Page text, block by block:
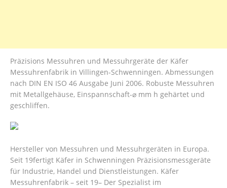
Präzisions Messuhren und Messuhrgeräte der Käfer
Messuhrenfabrik in Villingen-Schwenningen. Abmessungen
nach DIN EN ISO 46 Ausgabe Juni 2006. Robuste Messuhren
mit Metallgehäuse, Einspannschaft-⌀ mm h gehärtet und
geschliffen.
Hersteller von Messuhren und Messuhrgeräten in Europa.
Seit 19fertigt Käfer in Schwenningen Präzisionsmessgeräte
für Industrie, Handel und Dienstleistungen. Käfer
Messuhrenfabrik – seit 19– Der Spezialist im